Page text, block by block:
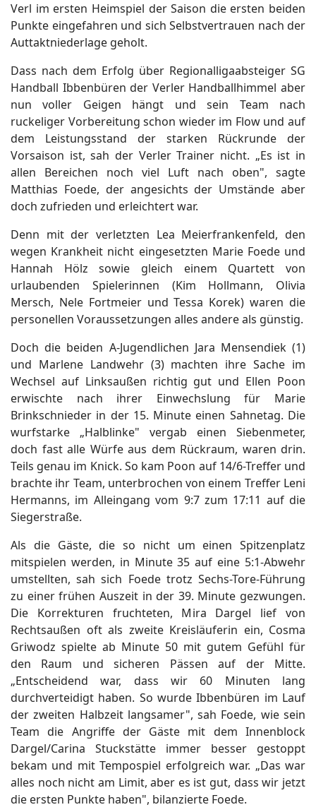
Verl im ersten Heimspiel der Saison die ersten beiden
Punkte eingefahren und sich Selbstvertrauen nach der
Auttaktniederlage geholt.
Dass nach dem Erfolg über Regionalligaabsteiger SG
Handball Ibbenbüren der Verler Handballhimmel aber
nun voller Geigen hängt und sein Team nach
ruckeliger Vorbereitung schon wieder im Flow und auf
dem Leistungsstand der starken Rückrunde der
Vorsaison ist, sah der Verler Trainer nicht. „Es ist in
allen Bereichen noch viel Luft nach oben", sagte
Matthias Foede, der angesichts der Umstände aber
doch zufrieden und erleichtert war.
Denn mit der verletzten Lea Meierfrankenfeld, den
wegen Krankheit nicht eingesetzten Marie Foede und
Hannah Hölz sowie gleich einem Quartett von
urlaubenden Spielerinnen (Kim Hollmann, Olivia
Mersch, Nele Fortmeier und Tessa Korek) waren die
personellen Voraussetzungen alles andere als günstig.
Doch die beiden A-Jugendlichen Jara Mensendiek (1)
und Marlene Landwehr (3) machten ihre Sache im
Wechsel auf Linksaußen richtig gut und Ellen Poon
erwischte nach ihrer Einwechslung für Marie
Brinkschnieder in der 15. Minute einen Sahnetag. Die
wurfstarke „Halblinke" vergab einen Siebenmeter,
doch fast alle Würfe aus dem Rückraum, waren drin.
Teils genau im Knick. So kam Poon auf 14/6-Treffer und
brachte ihr Team, unterbrochen von einem Treffer Leni
Hermanns, im Alleingang vom 9:7 zum 17:11 auf die
Siegerstraße.
Als die Gäste, die so nicht um einen Spitzenplatz
mitspielen werden, in Minute 35 auf eine 5:1-Abwehr
umstellten, sah sich Foede trotz Sechs-Tore-Führung
zu einer frühen Auszeit in der 39. Minute gezwungen.
Die Korrekturen fruchteten, Mira Dargel lief von
Rechtsaußen oft als zweite Kreisläuferin ein, Cosma
Griwodz spielte ab Minute 50 mit gutem Gefühl für
den Raum und sicheren Pässen auf der Mitte.
„Entscheidend war, dass wir 60 Minuten lang
durchverteidigt haben. So wurde Ibbenbüren im Lauf
der zweiten Halbzeit langsamer", sah Foede, wie sein
Team die Angriffe der Gäste mit dem Innenblock
Dargel/Carina Stuckstätte immer besser gestoppt
bekam und mit Tempospiel erfolgreich war. „Das war
alles noch nicht am Limit, aber es ist gut, dass wir jetzt
die ersten Punkte haben", bilanzierte Foede.